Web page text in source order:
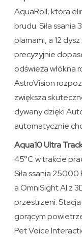
AquaRoll, która
brudu. Siła
plamami, a 12
precyzyjnie
odświeża włókna
AstroVision
zwiększa
dywany dzięki
automatycznie
Aqua10 Ultra
45°C w trakcie
Siła ssania
a OmniSight AI z
przestrzeni.
gorącym
Pet Voice